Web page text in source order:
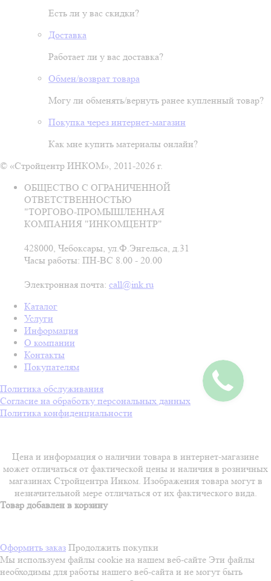
Есть ли у вас скидки?
Доставка
Работает ли у вас доставка?
Обмен/возврат товара
Могу ли обменять/вернуть ранее купленный товар?
Покупка через интернет-магазин
Как мне купить материалы онлайн?
© «Стройцентр ИНКОМ», 2011-2026 г.
ОБЩЕСТВО С ОГРАНИЧЕННОЙ
ОТВЕТСТВЕННОСТЬЮ
"ТОРГОВО-ПРОМЫШЛЕННАЯ
КОМПАНИЯ "ИНКОМЦЕНТР"
428000, Чебоксары, ул.Ф.Энгельса, д.31
Часы работы: ПН-ВС 8.00 - 20.00
Электронная почта: call@ink.ru
Каталог
Услуги
Информация
О компании
Контакты
Покупателям
Политика обслуживания
Согласие на обработку персональных данных
Политика конфиденциальности
Цена и информация о наличии товара в интернет-магазине
может отличаться от фактической цены и наличия в розничных
магазинах Стройцентра Инком. Изображения товара могут в
незначительной мере отличаться от их фактического вида.
Товар добавлен в корзину
Оформить заказ Продолжить покупки
Мы используем файлы cookie на нашем веб-сайте Эти файлы
необходимы для работы нашего веб-сайта и не могут быть